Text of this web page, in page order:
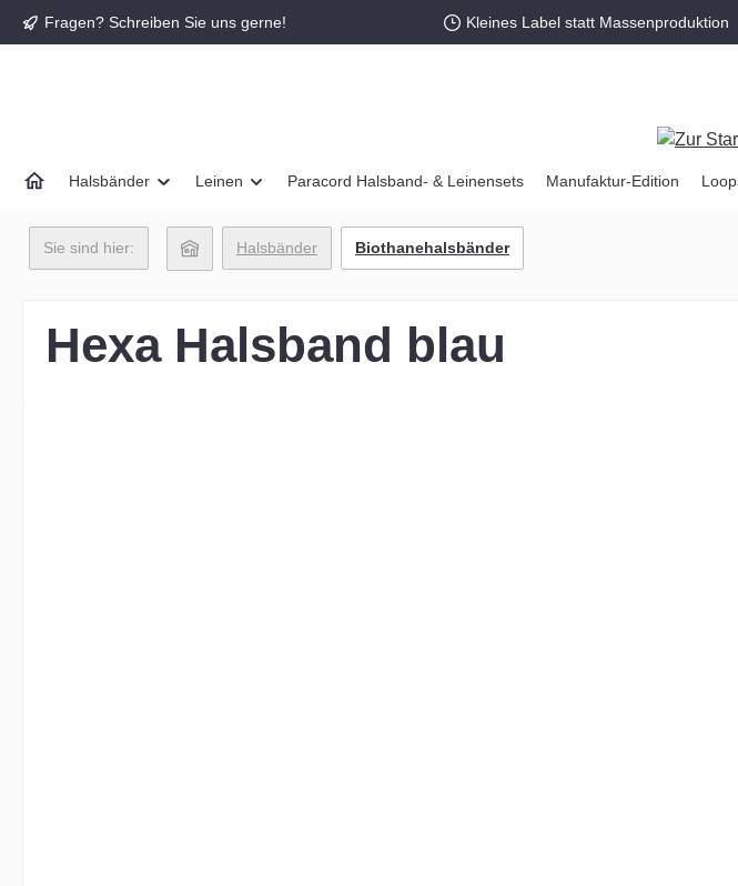
Zur Hauptnavigation springen
Fragen? Schreiben Sie uns gerne! Kleines Label statt Massenproduktion
Halsbänder Leinen Paracord Halsband- & Leinensets Manufaktur-Edition
Sie sind hier: Halsbänder Biothanehalsbänder
Hexa Halsband blau